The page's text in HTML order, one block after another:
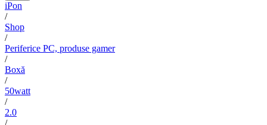
iPon
/
Shop
/
Periferice PC, produse gamer
/
Boxă
/
50watt
/
2.0
/